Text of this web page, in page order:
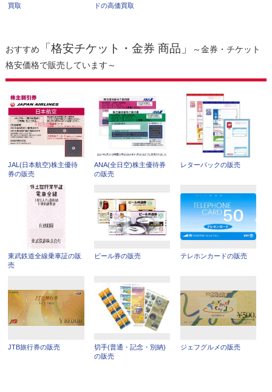
買取
ドの高価買取
おすすめ 「格安チケット・金券 商品」
～金券・チケット
格安価格で販売しています～
JAL(日本航空)株主優待
券の販売
ANA(全日空)株主優待券
の販売
レターパックの販売
東武鉄道全線乗車証の販
売
ビール券の販売 テレホンカードの販売
JTB旅行券の販売
切手(普通・記念・別納)
の販売
ジェフグルメの販売